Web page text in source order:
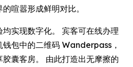
喧嚣形成鲜明对比。
实现数字化。 宾客可在线办理
钱包中的二维码 Wanderpass，
囊客房。 由此打造出无摩擦的